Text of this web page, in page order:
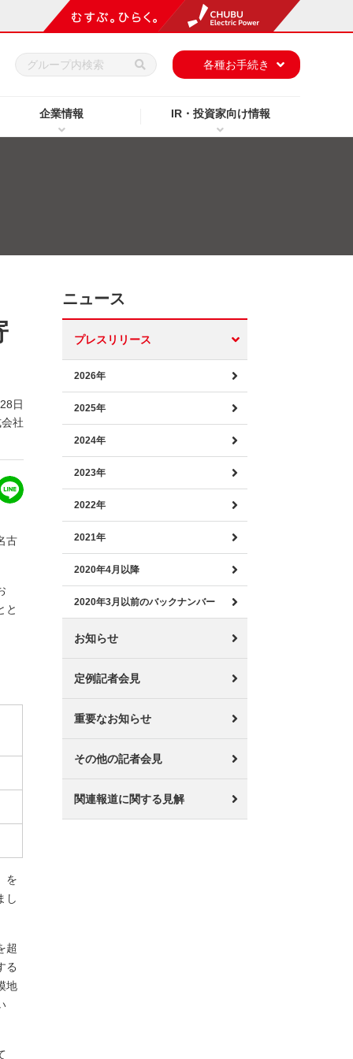
企業情報 IR・投資家向け情報
各種お手続き
日
社
古
と
を
し
超
る
地
ニュース
プレスリリース
2026年
2025年
2024年
2023年
2022年
2021年
2020年4月以降
2020年3月以前のバックナンバー
お知らせ
定例記者会見
重要なお知らせ
その他の記者会見
関連報道に関する見解